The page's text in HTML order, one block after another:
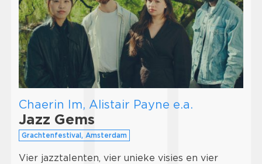
Chaerin Im, Alistair Payne e.a.
Jazz Gems
Grachtenfestival, Amsterdam
Vier jazztalenten, vier unieke visies en vier